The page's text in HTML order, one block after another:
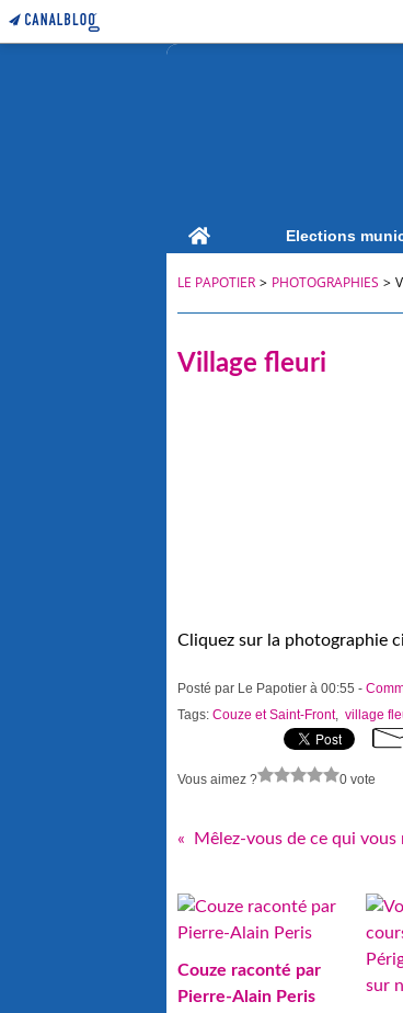
Home Elections
LE PAPOTIER > PHOTOGRAPHIES >
Village fleuri
Cliquez sur la photographie
Posté par Le Papotier à 00:55 -
Tags: Couze et Saint-Front, village
Vous aimez ? 0 vote
Mêlez-vous de ce qui vous
Couze raconté par
Pierre-Alain Peris